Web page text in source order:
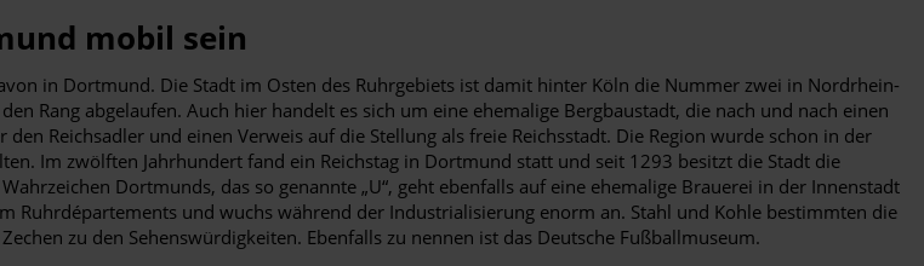
mobil sein
in Dortmund. Die Stadt im Osten des Ruhrgebiets ist damit hinter Köln die Nummer zwei in Nordrhein-
Rang abgelaufen. Auch hier handelt es sich um eine ehemalige Bergbaustadt, die nach und nach einen
Reichsadler und einen Verweis auf die Stellung als freie Reichsstadt. Die Region wurde schon in der
Im zwölften Jahrhundert fand ein Reichstag in Dortmund statt und seit 1293 besitzt die Stadt die
Dortmunds, das so genannte „U“, geht ebenfalls auf eine ehemalige Brauerei in der Innenstadt
und wuchs während der Industrialisierung enorm an. Stahl und Kohle bestimmten die
zu den Sehenswürdigkeiten. Ebenfalls zu nennen ist das Deutsche Fußballmuseum.